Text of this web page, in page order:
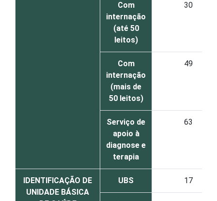
Com
internação
(até 50
leitos)
30
Com
internação
(mais de
50 leitos)
49
Serviço de
apoio à
diagnose e
terapia
63
IDENTIFICAÇÃO DE
UNIDADE BÁSICA
UBS 17